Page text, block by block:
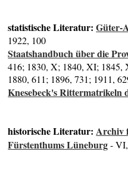
statistische Literatur:Güter-
1922, 100
Staatshandbuch über die
416; 1830, X; 1840, XI;
1880, 611; 1896, 731; 1911,
Knesebeck's Rittermatrikeln
historische Literatur:Archiv
Fürstenthums Lüneburg-